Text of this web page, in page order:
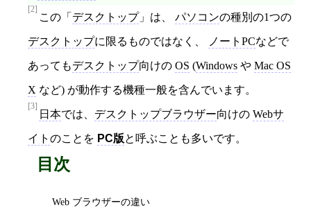
[2]
この「 デスクトップ」は、 パソコンの種別の1つの
デスクトップに限るものではなく、 ノートPCなどで
あってもデスクトップ向けの OS (Windows や Mac OS
X など) が動作する機種一般を含んでいます。
[3]
日本では、 デスクトップブラウザー向けの Webサ
イト のことを PC版と呼ぶことも多いです。
目次
Web ブラウザーの違い